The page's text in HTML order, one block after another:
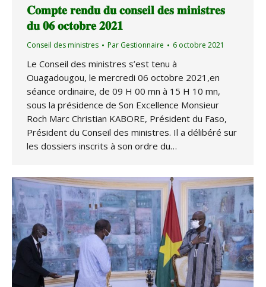
𝐂𝐨𝐦𝐩𝐭𝐞 𝐫𝐞𝐧𝐝𝐮 𝐝𝐮 𝐜𝐨𝐧𝐬𝐞𝐢𝐥 𝐝𝐞𝐬 𝐦𝐢𝐧𝐢𝐬𝐭𝐫𝐞𝐬
𝐝𝐮 𝟎𝟔 𝐨𝐜𝐭𝐨𝐛𝐫𝐞 𝟐𝟎𝟐𝟏
Conseil des ministres Par Gestionnaire 6 octobre 2021
Le Conseil des ministres s’est tenu à
Ouagadougou, le mercredi 06 octobre 2021,en
séance ordinaire, de 09 H 00 mn à 15 H 10 mn,
sous la présidence de Son Excellence Monsieur
Roch Marc Christian KABORE, Président du Faso,
Président du Conseil des ministres. Il a délibéré sur
les dossiers inscrits à son ordre du…